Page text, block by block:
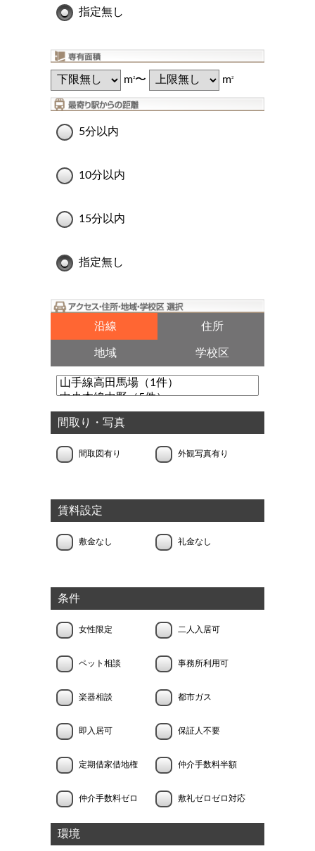
指定無し
m2〜 m2
5分以内
10分以内
15分以内
指定無し
沿線 住所
地域 学校区
間取り・写真
間取図有り 外観写真有り
賃料設定
敷金なし 礼金なし
条件
女性限定 二人入居可
ペット相談 事務所利用可
楽器相談 都市ガス
即入居可 保証人不要
定期借家借地権 仲介手数料半額
仲介手数料ゼロ 敷礼ゼロゼロ対応
環境